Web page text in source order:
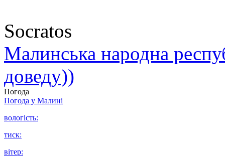
Socratos
Малинська народна
доведу))
Погода
Погода у Малині
вологість:
тиск:
вітер: